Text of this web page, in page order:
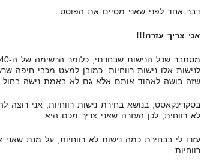
דבר אחד לפני שאני מסיים את הפוסט.
אני צריך עזרה!!!
לנישות אלו נישות רווחיות. כמובן למעט מכבי חיפה
שזה בושה לאהוד אותם אלא גם לא באמת נישה בחול.
בסקרינקאסט, בנושא בחירת נישות רווחיות, אני רוצה
לא רווחית, לכן העזרה שאני צריך מכם היא….
עזרו לי בבחירת כמה נישות לא רווחיות, על מנת
רווחיות…